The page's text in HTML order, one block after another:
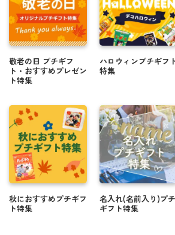
敬老の日 プチギフ
ト・おすすめプレゼン
ト特集
秋におすすめプチギフ
ト特集
ハロウィンプチギフ
特集
名入れ(名前入り)プチ
ギフト特集